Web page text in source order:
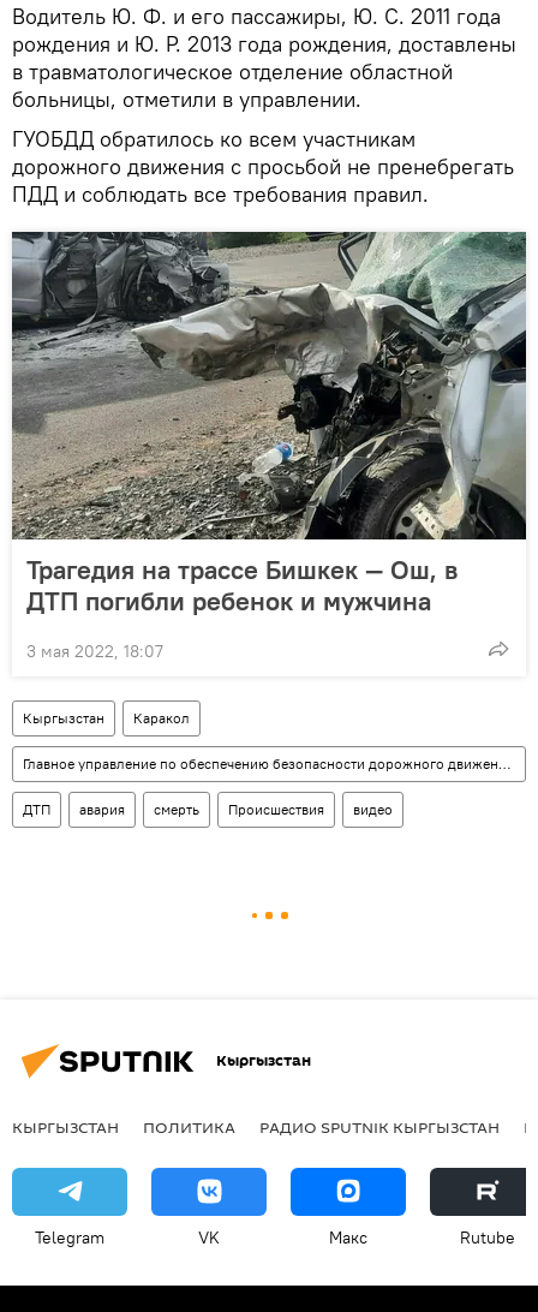
Водитель Ю. Ф. и его пассажиры, Ю. С. 2011 года
рождения и Ю. Р. 2013 года рождения, доставлены
в травматологическое отделение областной
больницы, отметили в управлении.
ГУОБДД обратилось ко всем участникам
дорожного движения с просьбой не пренебрегать
ПДД и соблюдать все требования правил.
Трагедия на трассе Бишкек — Ош, в
ДТП погибли ребенок и мужчина
3 мая 2022, 18:07
Кыргызстан Каракол
Главное управление по обеспечению безопасности дорожного движения (ГУОБДД)
ДТП авария смерть Происшествия видео
Кыргызстан
КЫРГЫЗСТАН ПОЛИТИКА РАДИО SPUTNIK КЫРГЫЗСТАН
Telegram VK Макс Rutube